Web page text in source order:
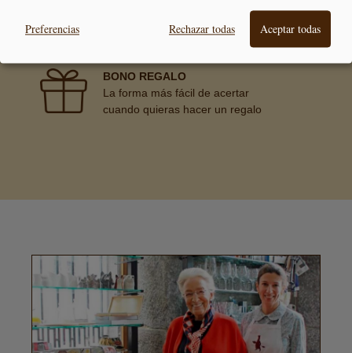
BONO REGALO
La forma más fácil de acertar
cuando quieras hacer un regalo
Preferencias Rechazar todas Aceptar todas